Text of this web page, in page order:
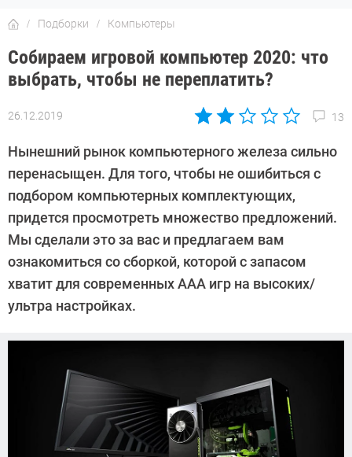
Подборки Компьютеры
Собираем игровой компьютер 2020: что
выбрать, чтобы не переплатить?
26.12.2019 13
Автор:
Нынешний рынок компьютерного железа сильно
перенасыщен. Для того, чтобы не ошибиться с
подбором компьютерных комплектующих,
придется просмотреть множество предложений.
Мы сделали это за вас и предлагаем вам
ознакомиться со сборкой, которой с запасом
хватит для современных ААА игр на высоких/
ультра настройках.